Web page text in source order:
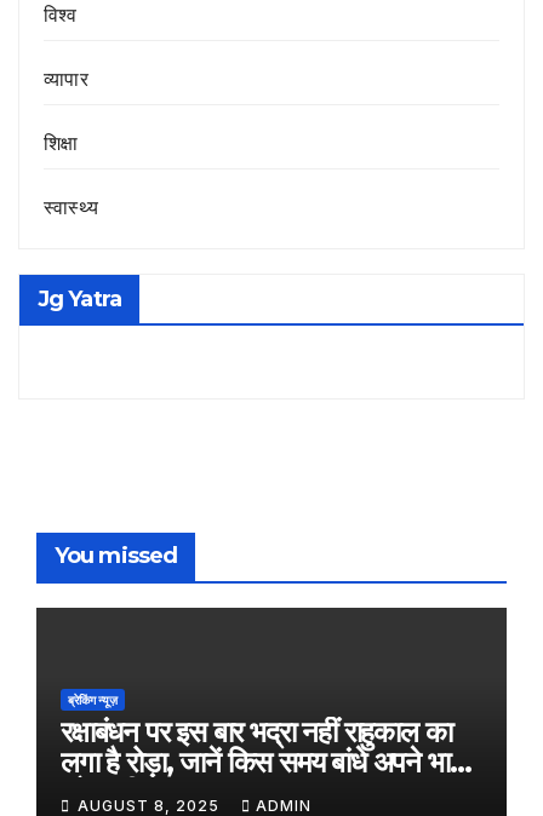
विश्व
व्यापार
शिक्षा
स्वास्थ्य
Jg Yatra
You missed
ब्रेकिंग न्यूज़
रक्षाबंधन पर इस बार भद्रा नहीं राहुकाल का
लगा है रोड़ा, जानें किस समय बांधे अपने भाई
को राखी
AUGUST 8, 2025 ADMIN